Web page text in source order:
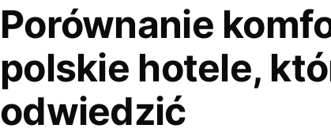
Porównanie
polskie hotele,
odwiedzić